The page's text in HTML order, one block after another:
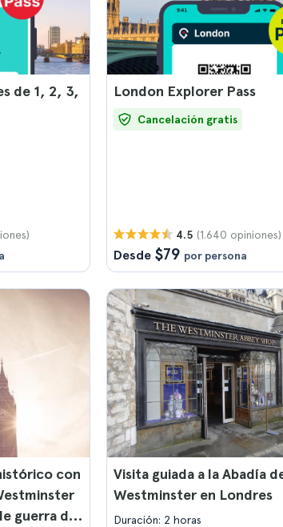
de 1, 2, 3,
London Explorer Pass
Cancelación gratis
4.5 (1.640 opiniones)
Desde $79 por persona
con
guerra de
Visita guiada a la Abadía
Westminster en Londres
Duración: 2 horas